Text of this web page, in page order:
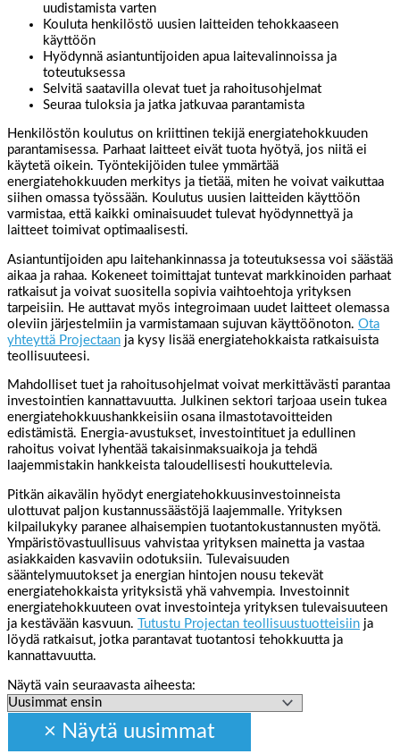
uudistamista varten
Kouluta henkilöstö uusien laitteiden tehokkaaseen
käyttöön
Hyödynnä asiantuntijoiden apua laitevalinnoissa ja
toteutuksessa
Selvitä saatavilla olevat tuet ja rahoitusohjelmat
Seuraa tuloksia ja jatka jatkuvaa parantamista
Henkilöstön koulutus on kriittinen tekijä energiatehokkuuden
parantamisessa. Parhaat laitteet eivät tuota hyötyä, jos niitä ei
käytetä oikein. Työntekijöiden tulee ymmärtää
energiatehokkuuden merkitys ja tietää, miten he voivat vaikuttaa
siihen omassa työssään. Koulutus uusien laitteiden käyttöön
varmistaa, että kaikki ominaisuudet tulevat hyödynnettyä ja
laitteet toimivat optimaalisesti.
Asiantuntijoiden apu laitehankinnassa ja toteutuksessa voi säästää
aikaa ja rahaa. Kokeneet toimittajat tuntevat markkinoiden parhaat
ratkaisut ja voivat suositella sopivia vaihtoehtoja yrityksen
tarpeisiin. He auttavat myös integroimaan uudet laitteet olemassa
oleviin järjestelmiin ja varmistamaan sujuvan käyttöönoton. Ota
yhteyttä Projectaan ja kysy lisää energiatehokkaista ratkaisuista
teollisuuteesi.
Mahdolliset tuet ja rahoitusohjelmat voivat merkittävästi parantaa
investointien kannattavuutta. Julkinen sektori tarjoaa usein tukea
energiatehokkuushankkeisiin osana ilmastotavoitteiden
edistämistä. Energia-avustukset, investointituet ja edullinen
rahoitus voivat lyhentää takaisinmaksuaikoja ja tehdä
laajemmistakin hankkeista taloudellisesti houkuttelevia.
Pitkän aikavälin hyödyt energiatehokkuusinvestoinneista
ulottuvat paljon kustannussäästöjä laajemmalle. Yrityksen
kilpailukyky paranee alhaisempien tuotantokustannusten myötä.
Ympäristövastuullisuus vahvistaa yrityksen mainetta ja vastaa
asiakkaiden kasvaviin odotuksiin. Tulevaisuuden
sääntelymuutokset ja energian hintojen nousu tekevät
energiatehokkaista yrityksistä yhä vahvempia. Investoinnit
energiatehokkuuteen ovat investointeja yrityksen tulevaisuuteen
ja kestävään kasvuun.
Tutustu Projectan teollisuustuotteisiin ja
löydä ratkaisut, jotka parantavat tuotantosi tehokkuutta ja
kannattavuutta.
Näytä vain seuraavasta aiheesta: